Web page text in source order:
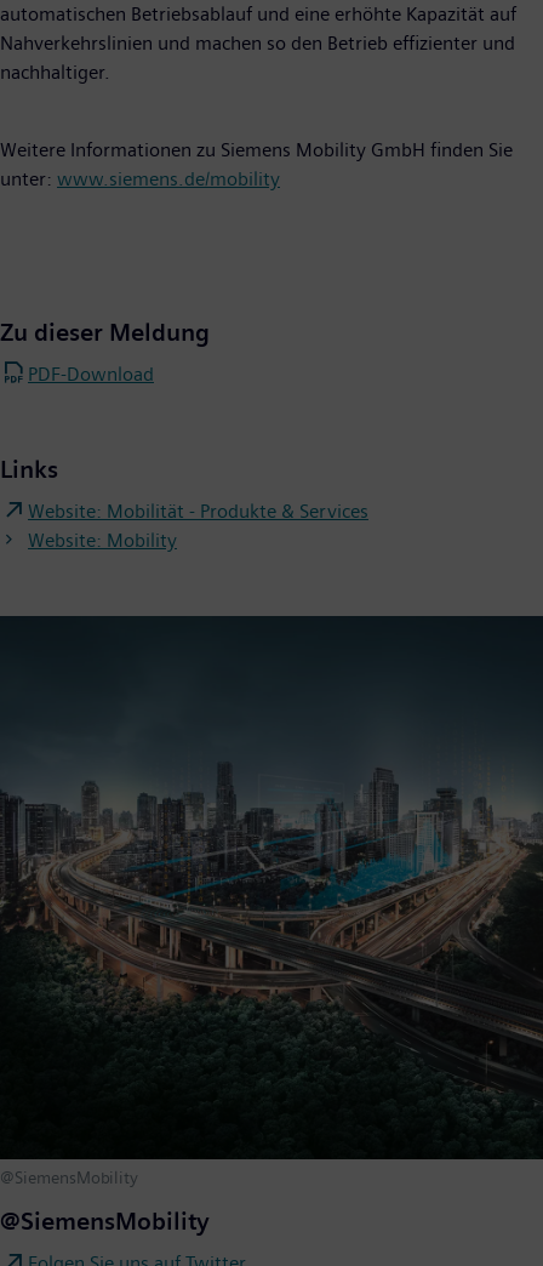
automatischen Betriebsablauf und eine erhöhte Kapazität auf
Nahverkehrslinien und machen so den Betrieb effizienter und
nachhaltiger.
Weitere Informationen zu Siemens Mobility GmbH finden Sie
unter: www.siemens.de/mobility
Zu dieser Meldung
PDF-Download
Links
Website: Mobilität - Produkte & Services
Website: Mobility
@SiemensMobility
@SiemensMobility